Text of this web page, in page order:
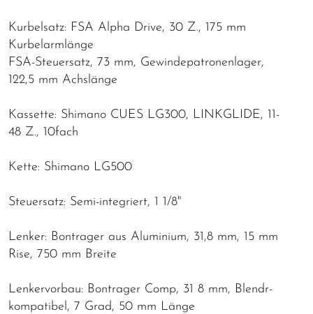
Kurbelsatz: FSA Alpha Drive, 30 Z., 175 mm
Kurbelarmlänge
FSA-Steuersatz, 73 mm, Gewindepatronenlager,
122,5 mm Achslänge
Kassette: Shimano CUES LG300, LINKGLIDE, 11-
48 Z., 10fach
Kette: Shimano LG500
Steuersatz: Semi-integriert, 1 1/8"
Lenker: Bontrager aus Aluminium, 31,8 mm, 15 mm
Rise, 750 mm Breite
Lenkervorbau: Bontrager Comp, 31 8 mm, Blendr-
kompatibel, 7 Grad, 50 mm Länge